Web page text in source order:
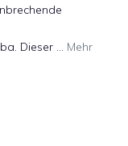
Dieser … Mehr